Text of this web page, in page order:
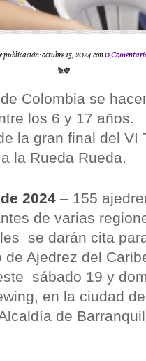
publicación: octubre 15, 2024 con0
Colombia se
los 6 y 17 años.
la gran final del VI
la Rueda Rueda.
2024 – 155
de varias
se darán cita
de Ajedrez del
sábado 19 y
en la ciudad
de